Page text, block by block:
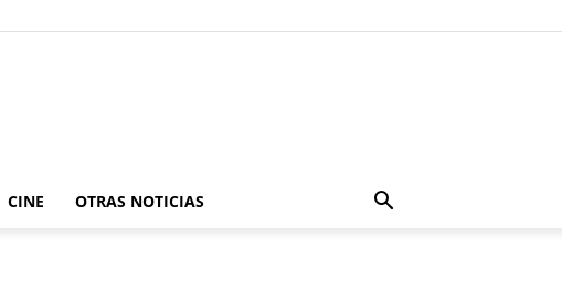
CINE OTRAS NOTICIAS